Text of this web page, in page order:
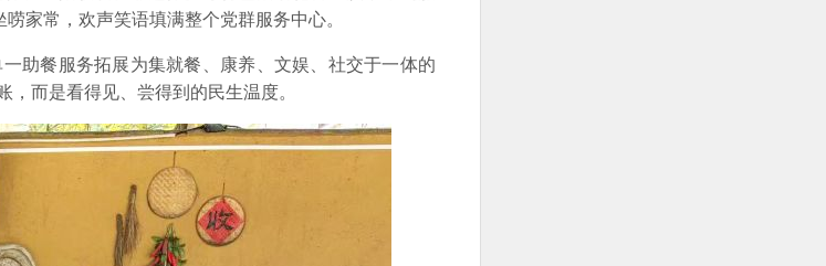
家常，欢声笑语填满整个党群服务中心。
助餐服务拓展为集就餐、康养、文娱、社交于一体的
而是看得见、尝得到的民生温度。